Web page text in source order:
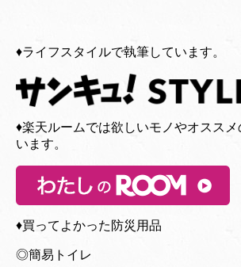
♦︎ライフスタイルで執筆しています。
♦︎楽天ルームでは欲しいモノやオスス
います。
♦︎買ってよかった防災用品
◎簡易トイレ